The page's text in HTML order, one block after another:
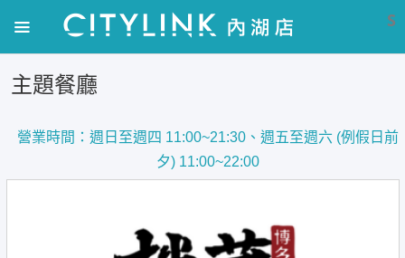
S
主題餐廳
營業時間：週日至週四 11:00~21:30、週五至週六 (例假日前
夕) 11:00~22:00